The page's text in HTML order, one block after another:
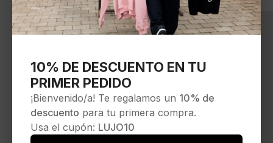
10% DE DESCUENTO EN TU
PRIMER PEDIDO
¡Bienvenido/a! Te regalamos un 10% de
descuento para tu primera compra.
Usa el cupón: LUJO10